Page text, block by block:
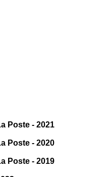
Poste - 2021
Poste - 2020
Poste - 2019